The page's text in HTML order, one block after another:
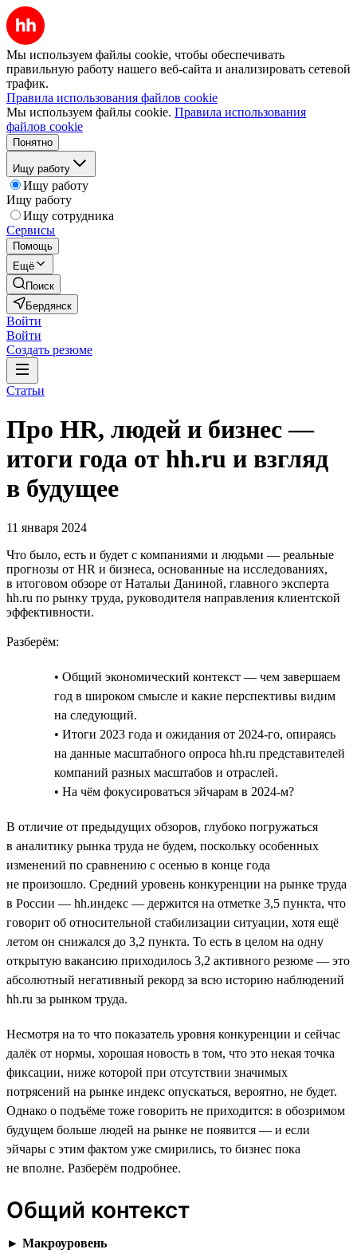
Мы используем файлы cookie, чтобы обеспечивать
правильную работу нашего веб-сайта и анализировать сетевой
трафик.
Правила использования файлов cookie
Мы используем файлы cookie. Правила использования
файлов cookie
Понятно
Ищу работу
Ищу работу
Ищу работу
Ищу сотрудника
Сервисы
Помощь
Ещё
Поиск
Бердянск
Войти
Войти
Создать резюме
Статьи
Про HR, людей и бизнес —
итоги года от hh.ru и взгляд
в будущее
11 января 2024
Что было, есть и будет с компаниями и людьми — реальные
прогнозы от HR и бизнеса, основанные на исследованиях,
в итоговом обзоре от Натальи Даниной, главного эксперта
hh.ru по рынку труда, руководителя направления клиентской
эффективности.
Разберём:
• Общий экономический контекст — чем завершаем
год в широком смысле и какие перспективы видим
на следующий.
• Итоги 2023 года и ожидания от 2024-го, опираясь
на данные масштабного опроса hh.ru представителей
компаний разных масштабов и отраслей.
• На чём фокусироваться эйчарам в 2024-м?
В отличие от предыдущих обзоров, глубоко погружаться
в аналитику рынка труда не будем, поскольку особенных
изменений по сравнению с осенью в конце года
не произошло. Средний уровень конкуренции на рынке труда
в России — hh.индекс — держится на отметке 3,5 пункта, что
говорит об относительной стабилизации ситуации, хотя ещё
летом он снижался до 3,2 пункта. То есть в целом на одну
открытую вакансию приходилось 3,2 активного резюме — это
абсолютный негативный рекорд за всю историю наблюдений
hh.ru за рынком труда.
Несмотря на то что показатель уровня конкуренции и сейчас
далёк от нормы, хорошая новость в том, что это некая точка
фиксации, ниже которой при отсутствии значимых
потрясений на рынке индекс опускаться, вероятно, не будет.
Однако о подъёме тоже говорить не приходится: в обозримом
будущем больше людей на рынке не появится — и если
эйчары с этим фактом уже смирились, то бизнес пока
не вполне. Разберём подробнее.
Общий контекст
► Макроуровень